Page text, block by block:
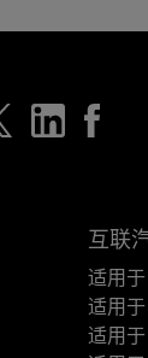
互联
适用
适用
适用